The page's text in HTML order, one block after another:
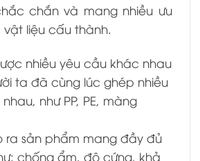
chắn và mang nhiều ưu
liệu cấu thành.
nhiều yêu cầu khác nhau
ta đã cùng lúc ghép nhiều
như PP, PE, màng
ra sản phẩm mang đầy đủ
chống ẩm, độ cứng, khả